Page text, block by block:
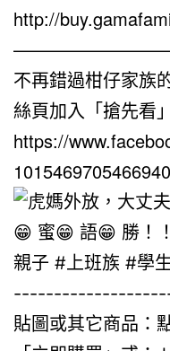
http://
不再錯過柑仔家族
絲頁加入「搶先看
https://